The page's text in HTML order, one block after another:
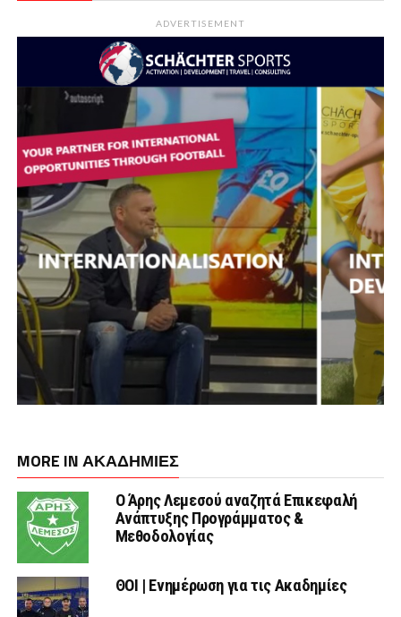
ADVERTISEMENT
MORE IN ΑΚΑΔΗΜΙΕΣ
Ο Άρης Λεμεσού αναζητά Επικεφαλή
Ανάπτυξης Προγράμματος &
Μεθοδολογίας
ΘΟΙ | Ενημέρωση για τις Ακαδημίες